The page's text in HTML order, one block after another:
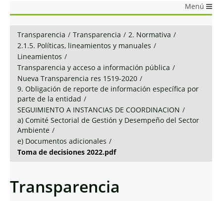
Menú
Transparencia / Transparencia / 2. Normativa /
2.1.5. Políticas, lineamientos y manuales /
Lineamientos /
Transparencia y acceso a información pública /
Nueva Transparencia res 1519-2020 /
9. Obligación de reporte de información específica por
parte de la entidad /
SEGUIMIENTO A INSTANCIAS DE COORDINACION /
a) Comité Sectorial de Gestión y Desempeño del Sector
Ambiente /
e) Documentos adicionales /
Toma de decisiones 2022.pdf
Transparencia